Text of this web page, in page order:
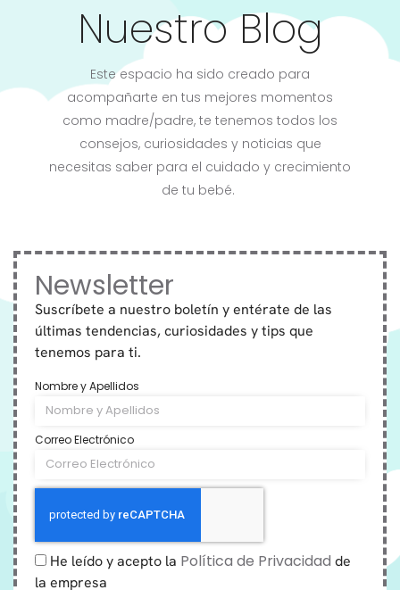
Nuestro Blog
Este espacio ha sido creado para
acompañarte en tus mejores momentos
como madre/padre, te tenemos todos los
consejos, curiosidades y noticias que
necesitas saber para el cuidado y crecimiento
de tu bebé.
Newsletter
Suscríbete a nuestro boletín y entérate de las
últimas tendencias, curiosidades y tips que
tenemos para ti.
Nombre y Apellidos
Correo Electrónico
He leído y acepto la Política de Privacidad de
la empresa